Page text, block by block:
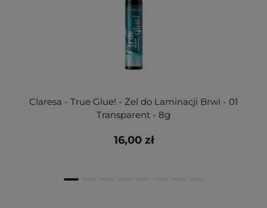
Claresa - True Glue! - Żel do Laminacji Brwi - 01
Transparent - 8g
16,00 zł